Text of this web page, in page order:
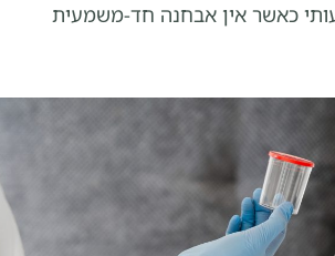
כאשר אין אבחנה חד-משמעית